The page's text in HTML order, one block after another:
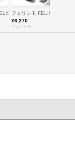
フェリシモ FELISSIMO
¥6,270
フェリシモ